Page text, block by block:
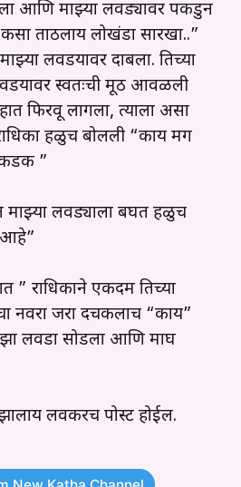
आणि माझ्या लवड्यावर पकडुन
ताठलाय लोखंडा सारखा..”
लवडयावर दाबला. तिच्या
स्वतःची मूठ आवळली
फिरवू लागला, त्याला असा
हळुच बोलली “काय मग
”
माझ्या लवड्याला बघत हळुच
आहे”
” राधिकाने एकदम तिच्या
नवरा जरा दचकलाच “काय”
लवडा सोडला आणि माघ
लवकरच पोस्ट होईल.